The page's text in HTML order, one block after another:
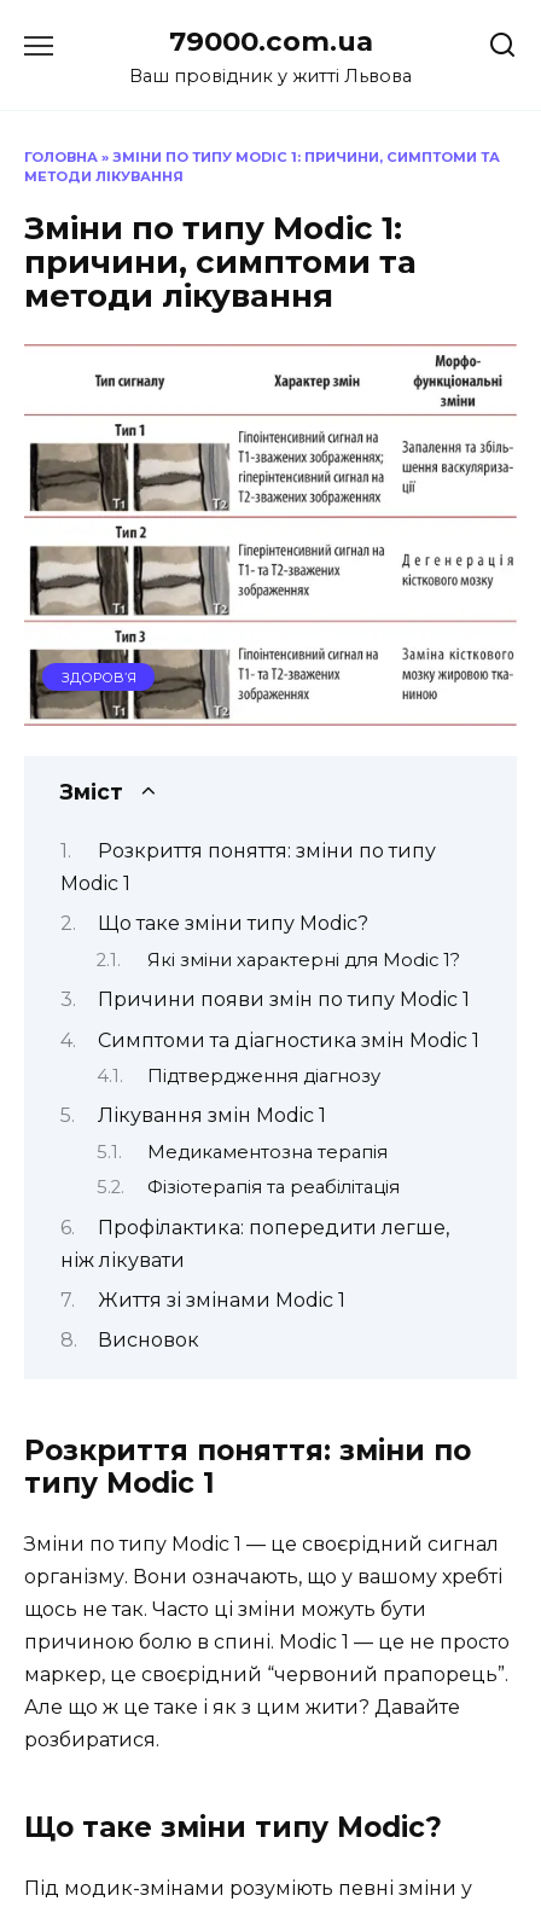
до
79000.com.ua
Ваш провідник у житті Львова
ГОЛОВНА » ЗМІНИ ПО ТИПУ MODIC 1: ПРИЧИНИ, СИМПТОМИ ТА
МЕТОДИ ЛІКУВАННЯ
Зміни по типу Modic 1:
причини, симптоми та
методи лікування
ЗДОРОВ’Я
Зміст
Розкриття поняття: зміни по типу
Modic 1
Що таке зміни типу Modic?
Які зміни характерні для Modic 1?
Причини появи змін по типу Modic 1
Симптоми та діагностика змін Modic 1
Підтвердження діагнозу
Лікування змін Modic 1
Медикаментозна терапія
Фізіотерапія та реабілітація
Профілактика: попередити легше,
ніж лікувати
Життя зі змінами Modic 1
Висновок
Розкриття поняття: зміни по
типу Modic 1
Зміни по типу Modic 1 — це своєрідний сигнал
організму. Вони означають, що у вашому хребті
щось не так. Часто ці зміни можуть бути
причиною болю в спині. Modic 1 — це не просто
маркер, це своєрідний “червоний прапорець”.
Але що ж це таке і як з цим жити? Давайте
розбиратися.
Що таке зміни типу Modic?
Під модик-змінами розуміють певні зміни у